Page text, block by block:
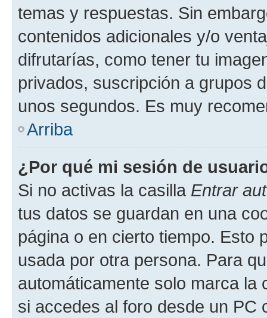
temas y respuestas. Sin
contenidos adicionales y/o
difrutarías, como tener tu
privados, suscripción a grupos
unos segundos. Es muy
Arriba
¿Por qué mi sesión de
Si no activas la casilla Entrar
tus datos se guardan en una
página o en cierto tiempo. Esto
usada por otra persona. Para
automáticamente solo marca la
si accedes al foro desde un PC